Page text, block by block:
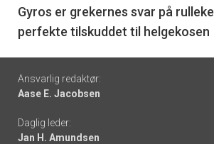
6
Gyros er grekernes svar på
perfekte tilskuddet til helgekosen
Footer
-
links
Ansvarlig redaktør:
Aase E. Jacobsen
Daglig leder:
Jan H. Amundsen